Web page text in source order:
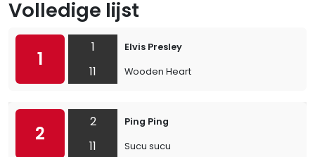
Volledige lijst
1
1
11
Elvis Presley
Wooden Heart
2
2
11
Ping Ping
Sucu sucu